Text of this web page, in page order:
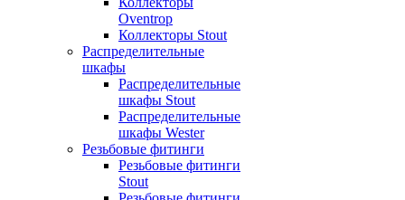
Oventrop
Коллекторы Stout
Распределительные
шкафы
Распределительные
шкафы Stout
Распределительные
шкафы Wester
Резьбовые фитинги
Резьбовые фитинги
Stout